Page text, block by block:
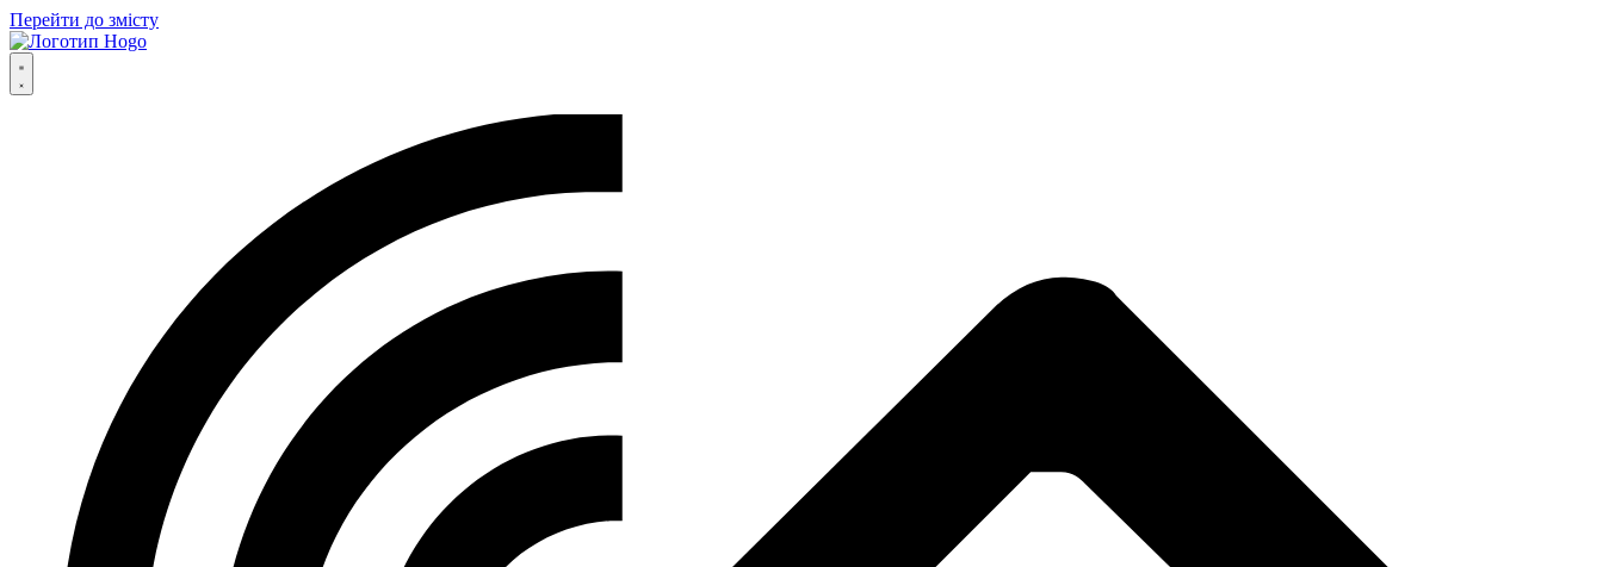
Перейти до змісту